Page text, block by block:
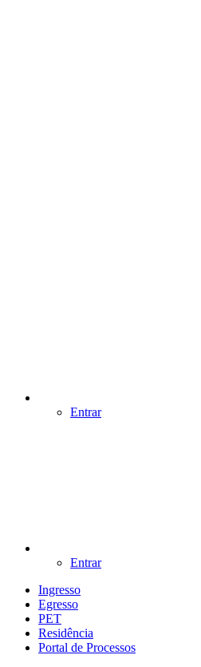
Entrar
Entrar
Ingresso
Egresso
PET
Residência
Portal de Processos